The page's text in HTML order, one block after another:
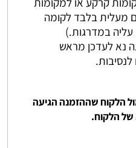
מעלית בלבד לקומה
במדרגות.)
נא לעדכן מראש
הלקוח שההזמנה הגיעה
של הלקוח.